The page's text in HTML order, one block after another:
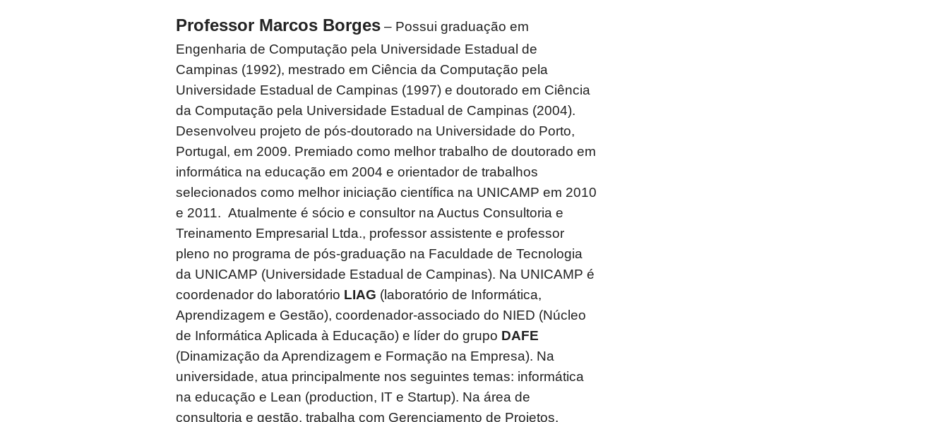
Professor Marcos Borges – Possui graduação em
Engenharia de Computação pela Universidade Estadual de
Campinas (1992), mestrado em Ciência da Computação pela
Universidade Estadual de Campinas (1997) e doutorado em Ciência
da Computação pela Universidade Estadual de Campinas (2004).
Desenvolveu projeto de pós-doutorado na Universidade do Porto,
Portugal, em 2009. Premiado como melhor trabalho de doutorado em
informática na educação em 2004 e orientador de trabalhos
selecionados como melhor iniciação científica na UNICAMP em 2010
e 2011. Atualmente é sócio e consultor na Auctus Consultoria e
Treinamento Empresarial Ltda., professor assistente e professor
pleno no programa de pós-graduação na Faculdade de Tecnologia
da UNICAMP (Universidade Estadual de Campinas). Na UNICAMP é
coordenador do laboratório LIAG (laboratório de Informática,
Aprendizagem e Gestão), coordenador-associado do NIED (Núcleo
de Informática Aplicada à Educação) e líder do grupo DAFE
(Dinamização da Aprendizagem e Formação na Empresa). Na
universidade, atua principalmente nos seguintes temas: informática
na educação e Lean (production, IT e Startup). Na área de
consultoria e gestão, trabalha com Gerenciamento de Projetos,